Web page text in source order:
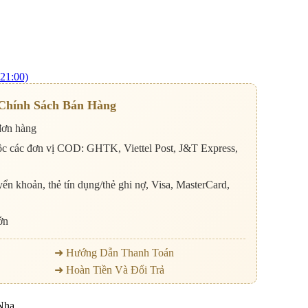
Sách Bán Hàng
hàng
các đơn vị COD: GHTK, Viettel Post, J&T Express,
khoản, thẻ tín dụng/thẻ ghi nợ, Visa, MasterCard,
➜ Hướng Dẫn Thanh Toán
➜ Hoàn Tiền Và Đổi Trả